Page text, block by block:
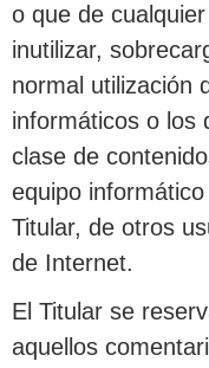
o que de
inutilizar,
normal utilización
informáticos o los
clase de
equipo
Titular, de otros
de Internet.
El Titular se
aquellos